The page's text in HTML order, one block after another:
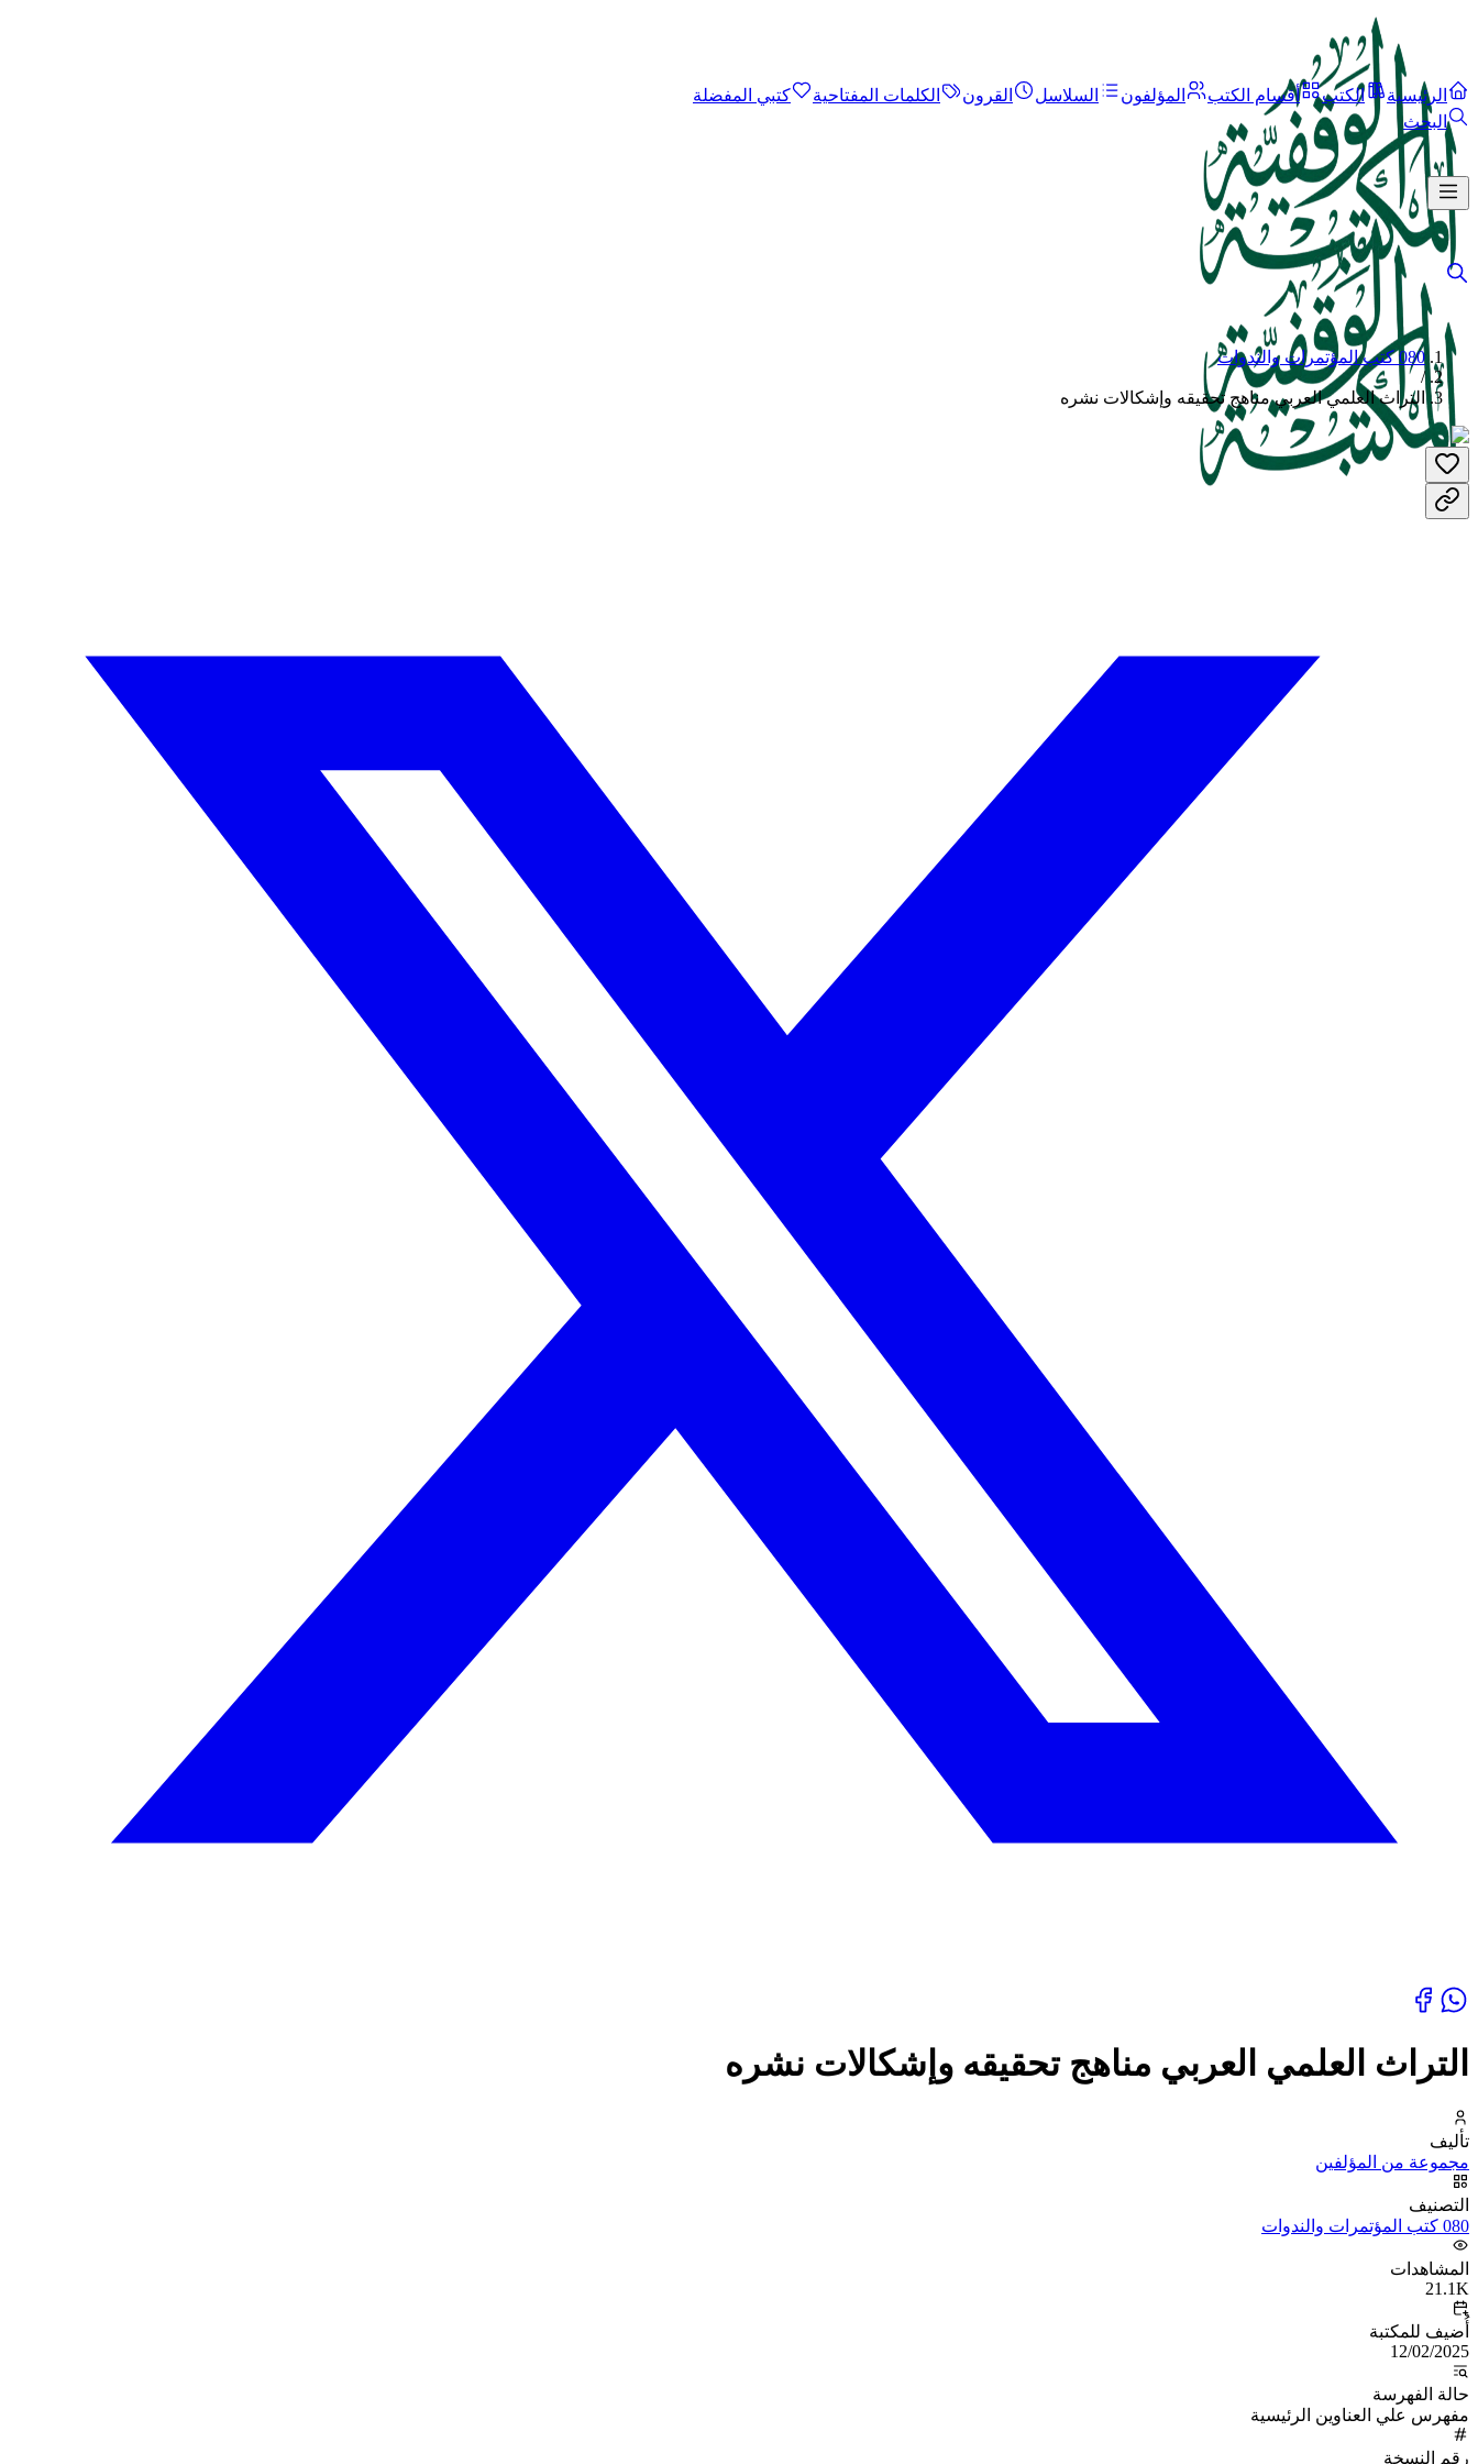
الرئيسية الكتب أقسام الكتب المؤلفون السلاسل القرون الكلمات المفتاحية
كتبي المفضلة
البحث
080 كتب المؤتمرات والندوات
/
التراث العلمي العربي مناهج تحقيقه وإشكالات نشره
التراث العلمي العربي مناهج تحقيقه وإشكالات نشره
تأليف
مجموعة من المؤلفين
التصنيف
080 كتب المؤتمرات والندوات
المشاهدات
21.1K
أُضيف للمكتبة
12/02/2025
حالة الفهرسة
مفهرس علي العناوين الرئيسية
رقم النسخة